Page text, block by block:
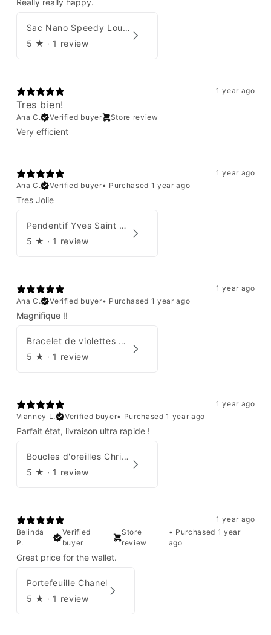
Really really happy.
Sac Nano Speedy Louis Vuitton X Yayoi Kusama
5 ★ · 1 review
1 year ago
Tres bien!
Ana C. Verified buyer Store review
Very efficient
1 year ago
Ana C.
Verified buyer• Purchased 1 year ago
Tres Jolie
Pendentif Yves Saint Laurent
5 ★ · 1 review
1 year ago
Ana C.
Verified buyer• Purchased 1 year ago
Magnifique !!
Bracelet de violettes Augustine
5 ★ · 1 review
1 year ago
Vianney L.
Verified buyer• Purchased 1 year ago
Parfait état, livraison ultra rapide !
Boucles d'oreilles Christian Dior
5 ★ · 1 review
1 year ago
Belinda
P.
Verified
buyer
Store
review
• Purchased 1 year
ago
Great price for the wallet.
Portefeuille Chanel
5 ★ · 1 review